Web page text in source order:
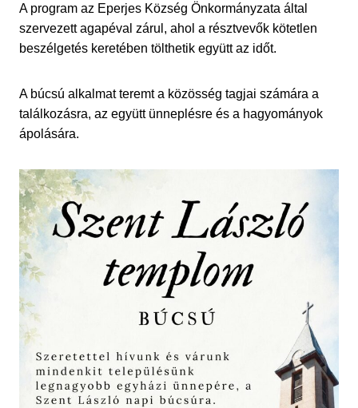
A program az Eperjes Község Önkormányzata által
szervezett agapéval zárul, ahol a résztvevők kötetlen
beszélgetés keretében tölthetik együtt az időt.
A búcsú alkalmat teremt a közösség tagjai számára a
találkozásra, az együtt ünneplésre és a hagyományok
ápolására.